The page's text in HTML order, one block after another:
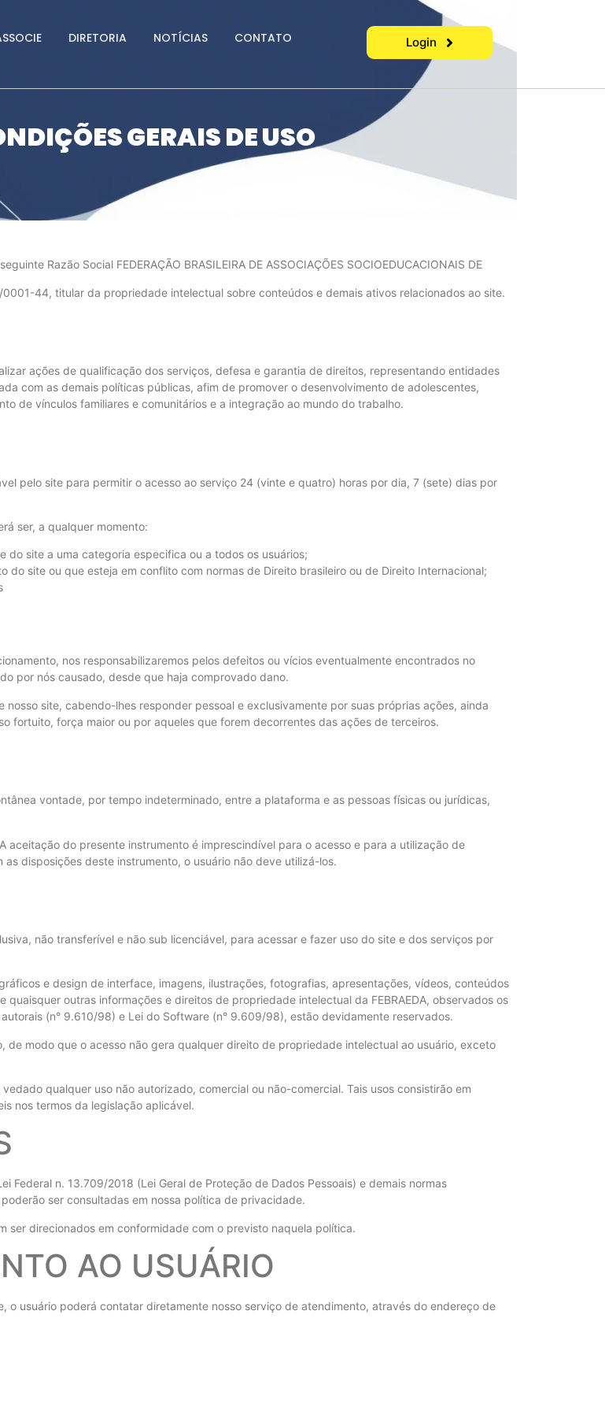
DIRETORIA NOTÍCIAS CONTATO Login
GERAIS DE USO
Razão Social FEDERAÇÃO BRASILEIRA DE ASSOCIAÇÕES SOCIOEDUCACIONAIS DE
0001-44, titular da propriedade intelectual sobre conteúdos e demais ativos relacionados ao site.
ações de qualificação dos serviços, defesa e garantia de direitos, representando entidades
com as demais políticas públicas, afim de promover o desenvolvimento de adolescentes,
de vínculos familiares e comunitários e a integração ao mundo do trabalho.
pelo site para permitir o acesso ao serviço 24 (vinte e quatro) horas por dia, 7 (sete) dias por
ser, a qualquer momento:
site a uma categoria especifica ou a todos os usuários;
site ou que esteja em conflito com normas de Direito brasileiro ou de Direito Internacional;
nos responsabilizaremos pelos defeitos ou vícios eventualmente encontrados no
por nós causado, desde que haja comprovado dano.
site, cabendo-lhes responder pessoal e exclusivamente por suas próprias ações, ainda
fortuito, força maior ou por aqueles que forem decorrentes das ações de terceiros.
vontade, por tempo indeterminado, entre a plataforma e as pessoas físicas ou jurídicas,
aceitação do presente instrumento é imprescindível para o acesso e para a utilização de
disposições deste instrumento, o usuário não deve utilizá-los.
não transferível e não sub licenciável, para acessar e fazer uso do site e dos serviços por
e design de interface, imagens, ilustrações, fotografias, apresentações, vídeos, conteúdos
outras informações e direitos de propriedade intelectual da FEBRAEDA, observados os
(n° 9.610/98) e Lei do Software (n° 9.609/98), estão devidamente reservados.
de modo que o acesso não gera qualquer direito de propriedade intelectual ao usuário, exceto
qualquer uso não autorizado, comercial ou não-comercial. Tais usos consistirão em
nos termos da legislação aplicável.
Federal n. 13.709/2018 (Lei Geral de Proteção de Dados Pessoais) e demais normas
ser consultadas em nossa política de privacidade.
direcionados em conformidade com o previsto naquela política.
AO USUÁRIO
o usuário poderá contatar diretamente nosso serviço de atendimento, através do endereço de